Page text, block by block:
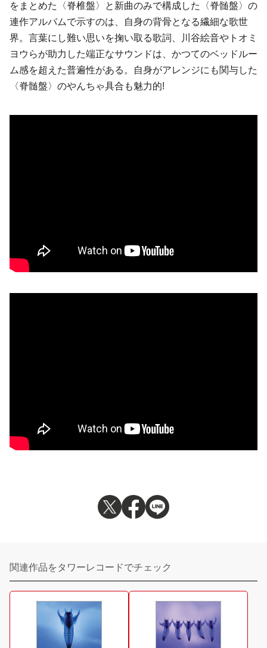
をまとめた〈脊椎盤〉と新曲のみで構成した〈脊髄盤〉の
連作アルバムで示すのは、自身の背骨となる繊細な歌世
界。言葉にし難い思いを掬い取る歌詞、川谷絵音やトオミ
ヨウらが助力した端正なサウンドは、かつてのベッドルー
ム感を超えた普遍性がある。自身がアレンジにも関与した
〈脊髄盤〉のやんちゃ具合も魅力的!
関連作品をタワーレコードでチェック